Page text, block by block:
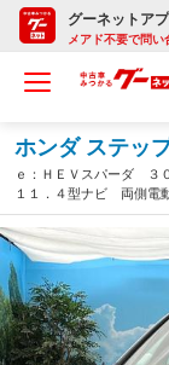
グーネットア
メアド不要で問い
ホンダ ステッ
ｅ：ＨＥＶスパーダ ３
１１．４型ナビ 両側
ブラインドスポットモ
ー ハーフレザーシート
ミ（大阪府）